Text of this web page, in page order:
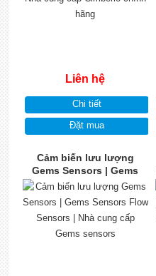
Liên hệ
Chi tiết
Đặt mua
Cảm biến lưu lượng
Gems Sensors | Gems
Sensors Flow Sensors |
Nhà cung cấp Gems
sensors